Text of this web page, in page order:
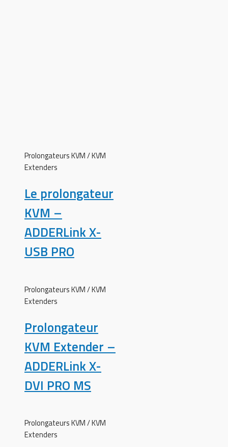
Prolongateurs KVM / KVM
Extenders
Le prolongateur
KVM –
ADDERLink X-
USB PRO
Prolongateurs KVM / KVM
Extenders
Prolongateur
KVM Extender –
ADDERLink X-
DVI PRO MS
Prolongateurs KVM / KVM
Extenders